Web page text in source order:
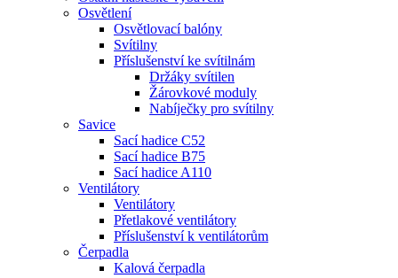
Osvětlení
Osvětlovací balóny
Svítilny
Příslušenství ke svítilnám
Držáky svítilen
Žárovkové moduly
Nabíječky pro svítilny
Savice
Sací hadice C52
Sací hadice B75
Sací hadice A110
Ventilátory
Ventilátory
Přetlakové ventilátory
Příslušenství k ventilátorům
Čerpadla
Kalová čerpadla